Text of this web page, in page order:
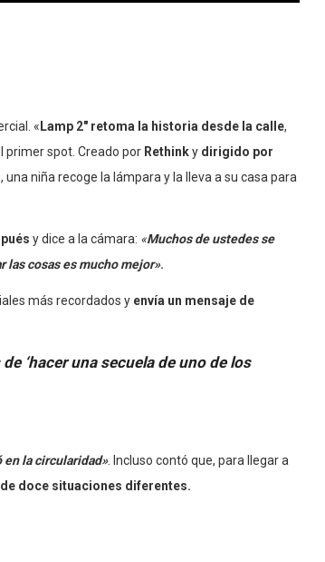
« Lamp 2″ retoma la historia desde la calle,
primer spot. Creado por Rethinky dirigido por
niña recoge la lámpara y la lleva a su casa para
y dice a la cámara: «Muchos de ustedes se
las cosas es mucho mejor».
más recordados y envía un mensaje de
‘hacer una secuela de uno de los
en la circularidad». Incluso contó que, para llegar a
doce situaciones diferentes.